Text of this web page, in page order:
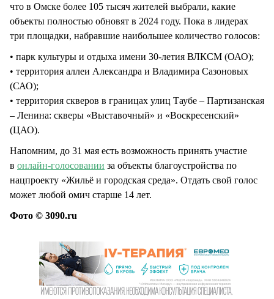
что в Омске более 105 тысяч жителей выбрали, какие
объекты полностью обновят в 2024 году. Пока в лидерах
три площадки, набравшие наибольшее количество голосов:
• парк культуры и отдыха имени 30-летия ВЛКСМ (ОАО);
• территория аллеи Александра и Владимира Сазоновых
(САО);
• территория скверов в границах улиц Таубе – Партизанская
– Ленина: скверы «Выставочный» и «Воскресенский»
(ЦАО).
Напомним, до 31 мая есть возможность принять участие
в онлайн-голосовании за объекты благоустройства по
нацпроекту «Жильё и городская среда». Отдать свой голос
может любой омич старше 14 лет.
Фото © 3090.ru